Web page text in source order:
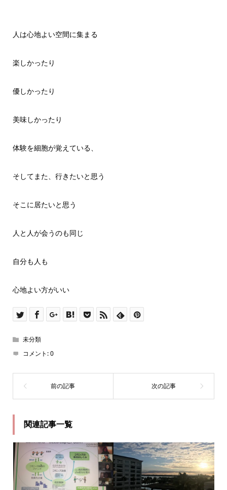
人は心地よい空間に集まる
楽しかったり
優しかったり
美味しかったり
体験を細胞が覚えている、
そしてまた、行きたいと思う
そこに居たいと思う
人と人が会うのも同じ
自分も人も
心地よい方がいい
未分類
コメント:0
関連記事一覧